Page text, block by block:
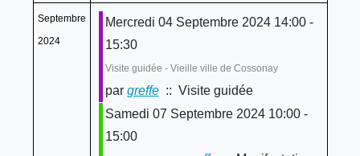
Septembre
2024
Mercredi 04 Septembre 2024 14:00 -
15:30
Visite guidée - Vieille ville de Cossonay
par greffe:: Visite guidée
Samedi 07 Septembre 2024 10:00 -
15:00